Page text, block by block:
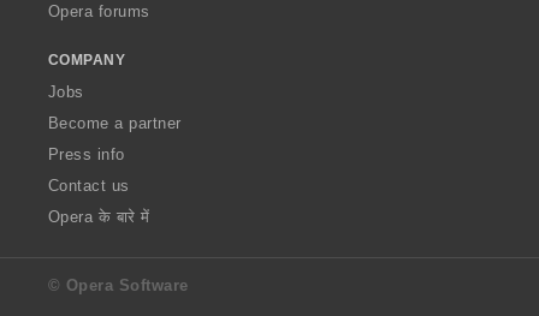
Opera forums
COMPANY
Jobs
Become a partner
Press info
Contact us
Opera के बारे में
© Opera Software